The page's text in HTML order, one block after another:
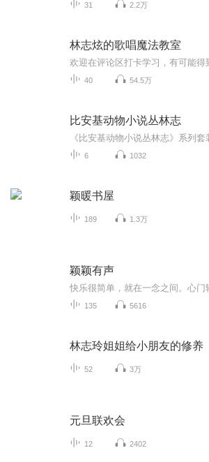
31 2.2万
林志炫的歌唱魔法教室
欢迎在评论区打卡学习，有可能
40 54.5万
比安基动物小说丛林志
6 1032
颖暖书屋
189 1.3万
颖颖有声
135 5616
林志玲姐姐给小朋友的修养
52 3万
元旦联欢会
12 2402